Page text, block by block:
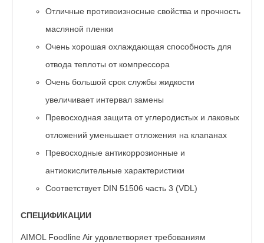
Отличные противоизносные свойства и прочность
масляной пленки
Очень хорошая охлаждающая способность для
отвода теплоты от компрессора
Очень большой срок службы жидкости
увеличивает интервал замены
Превосходная защита от углеродистых и лаковых
отложений уменьшает отложения на клапанах
Превосходные антикоррозионные и
антиокислительные характеристики
Соответствует DIN 51506 часть 3 (VDL)
СПЕЦИФИКАЦИИ
AIMOL Foodline Air удовлетворяет требованиям